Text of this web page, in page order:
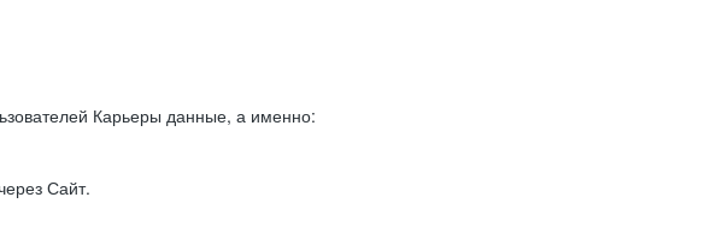
Карьеры данные, а именно:
Сайт.